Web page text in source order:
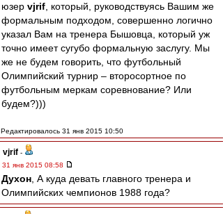
юзер vjrif , который, руководствуясь Вашим же
формальным подходом, совершенно логично
указал Вам на тренера Бышовца, который уж
точно имеет сугубо формальную заслугу. Мы
же не будем говорить, что футбольный
Олимпийский турнир – второсортное по
футбольным меркам соревнование? Или
будем?)))
Редактировалось 31 янв 2015 10:50
vjrif -
31 янв 2015 08:58
Духон , А куда девать главного тренера и
Олимпийских чемпионов 1988 года?